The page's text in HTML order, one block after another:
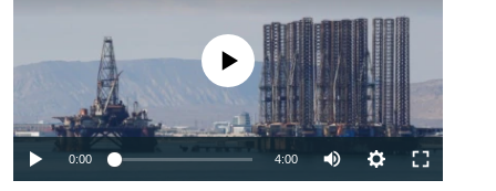
No media source currently available
0:00 4:00